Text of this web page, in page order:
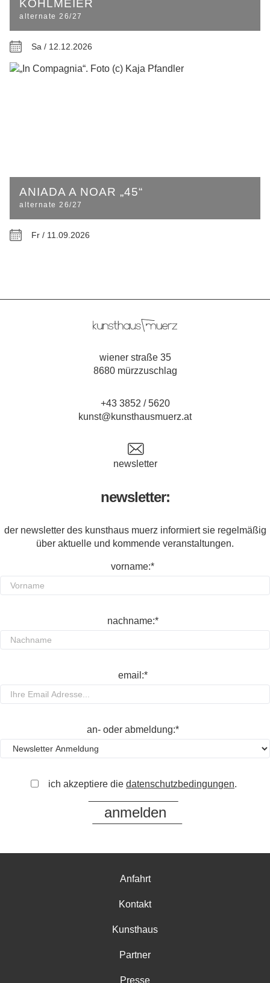
KOHLMEIER
alternate 26/27
Sa / 12.12.2026
ANIADA A NOAR „45“
alternate 26/27
Fr / 11.09.2026
wiener straße 35
8680 mürzzuschlag
+43 3852 / 5620
kunst@kunsthausmuerz.at
newsletter
newsletter:
der newsletter des kunsthaus muerz informiert sie regelmäßig
über aktuelle und kommende veranstaltungen.
vorname:*
nachname:*
email:*
an- oder abmeldung:*
ich akzeptiere die datenschutzbedingungen.
Anfahrt
Kontakt
Kunsthaus
Partner
Presse